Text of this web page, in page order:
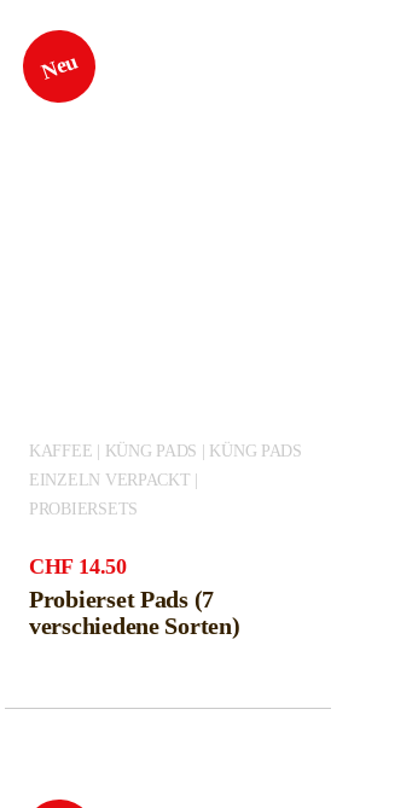
Neu
KAFFEE | KÜNG PADS | KÜNG PADS
EINZELN VERPACKT |
PROBIERSETS
CHF 14.50
Probierset Pads (7
verschiedene Sorten)